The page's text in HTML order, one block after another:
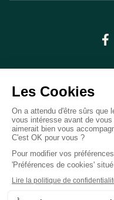
©
Conditions